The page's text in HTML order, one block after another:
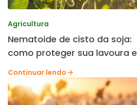
Agricultura
Nematoide de cisto da soja:
como proteger sua lavoura e
preservar a produtividade.
Continuar lendo